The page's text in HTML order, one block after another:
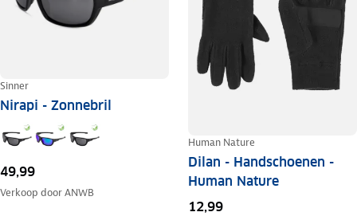
Sinner
Nirapi - Zonnebril
49,99
Verkoop doorANWB
Human Nature
Dilan - Handschoenen -
Human Nature
12,99